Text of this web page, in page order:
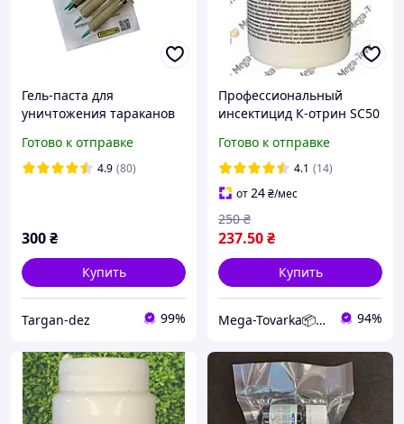
Гель-паста для
уничтожения тараканов
Cockroach gel 20 мл (3
шприца в комплекте)
Готово к отправке
4.9 (80)
300₴
Купить
Targan-dez 99%
Профессиональный
инсектицид К-отрин SC50
тараканов, клопов, блох и
муравьев
Готово к отправке
4.1 (14)
от24₴/мес
237.50₴
250 ₴
Купить
Mega-Tovarka📦💙💛 94%